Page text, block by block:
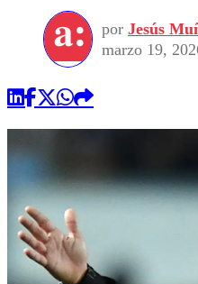
por Jesús
marzo 19,